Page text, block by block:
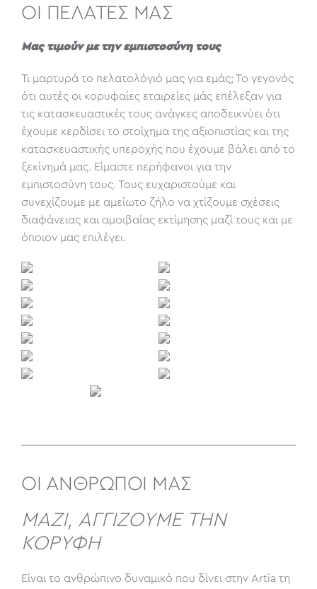
ΟΙ ΠΕΛΑΤΕΣ ΜΑΣ
Μας τιμούν με την εμπιστοσύνη τους
Τι μαρτυρά το πελατολόγιό μας για εμάς; Το γεγονός
ότι αυτές οι κορυφαίες εταιρείες μάς επέλεξαν για
τις κατασκευαστικές τους ανάγκες αποδεικνύει ότι
έχουμε κερδίσει το στοίχημα της αξιοπιστίας και της
κατασκευαστικής υπεροχής που έχουμε βάλει από το
ξεκίνημά μας. Είμαστε περήφανοι για την
εμπιστοσύνη τους. Τους ευχαριστούμε και
συνεχίζουμε με αμείωτο ζήλο να χτίζουμε σχέσεις
διαφάνειας και αμοιβαίας εκτίμησης μαζί τους και με
όποιον μας επιλέγει.
ΟΙ ΑΝΘΡΩΠΟΙ ΜΑΣ
ΜΑΖΊ, ΑΓΓΊΖΟΥΜΕ ΤΗΝ
ΚΟΡΥΦΉ
Είναι το ανθρώπινο δυναμικό που δίνει στην Artia τη